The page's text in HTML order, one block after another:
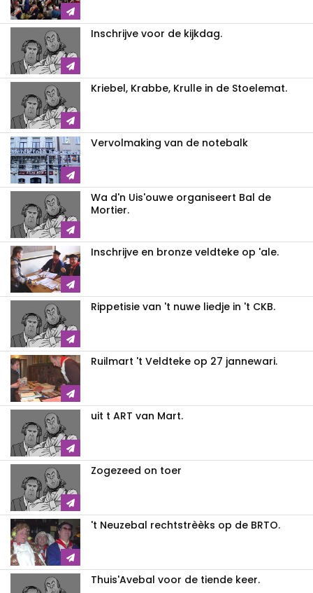
Inschrijve voor de kijkdag.
Kriebel, Krabbe, Krulle in de Stoelemat.
Vervolmaking van de notebalk
Wa d'n Uis'ouwe organiseert Bal de
Mortier.
Inschrijve en bronze veldteke op 'ale.
Rippetisie van 't nuwe liedje in 't CKB.
Ruilmart 't Veldteke op 27 jannewari.
uit t ART van Mart.
Zogezeed on toer
't Neuzebal rechtstrèèks op de BRTO.
Thuis'Avebal voor de tiende keer.